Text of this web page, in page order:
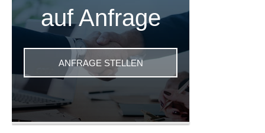
auf Anfrage
ANFRAGE STELLEN